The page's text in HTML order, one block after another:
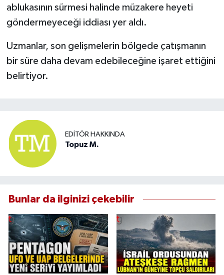
ablukasının sürmesi halinde müzakere heyeti
göndermeyeceği iddiası yer aldı.
Uzmanlar, son gelişmelerin bölgede çatışmanın
bir süre daha devam edebileceğine işaret ettiğini
belirtiyor.
EDITÖR HAKKINDA
Topuz M.
Bunlar da ilginizi çekebilir